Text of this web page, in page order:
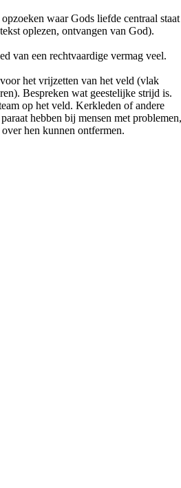
waar Gods liefde centraal staat
oplezen, ontvangen van God).
van een rechtvaardige vermag veel.
het vrijzetten van het veld (vlak
Bespreken wat geestelijke strijd is.
op het veld. Kerkleden of andere
hebben bij mensen met problemen,
hen kunnen ontfermen.